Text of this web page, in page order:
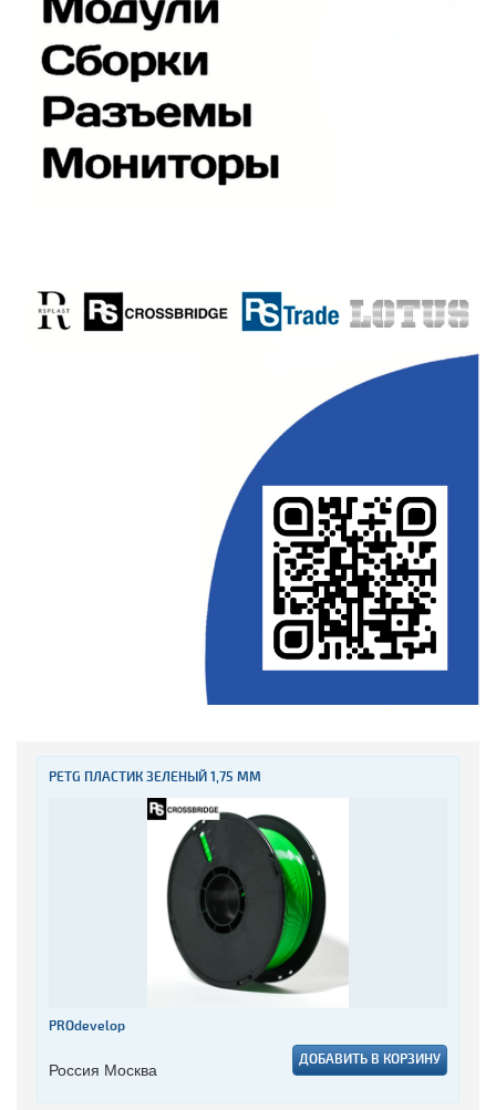
PETG ПЛАСТИК ЗЕЛЕНЫЙ 1,75 ММ
PROdevelop
Россия Москва ДОБАВИТЬ В КОРЗИНУ